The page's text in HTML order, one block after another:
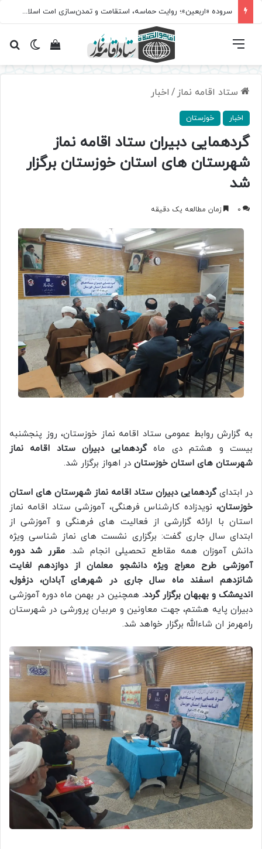
سروده‌ «اربعین»؛ روایت حماسه، استقامت و تمدن‌سازی امت اسلامی
تغییرمشاهده فهرست
ستاد اقامه نماز / اخبار
اخبار خوزستان
گردهمایی دبیران ستاد اقامه نماز
شهرستان های استان خوزستان برگزار
شد
0 زمان مطالعه یک دقیقه
به گزارش روابط عمومی ستاد اقامه نماز خوزستان، روز پنجشنبه
بیست و هشتم دی ماهگردهمایی دبیران ستاد اقامه نماز
شهرستان های استان خوزستان در اهواز برگزار شد.
در ابتدایگردهمایی دبیران ستاد اقامه نماز شهرستان های استان
خوزستان، نویدزاده کارشناس فرهنگی، آموزشی ستاد اقامه نماز
استان با ارائه گزارشی از فعالیت های فرهنگی و آموزشی از
ابتدای سال جاری گفت: برگزاری نشست های نماز شناسی ویژه
دانش آموزان همه مقاطع تحصیلی انجام شد.مقرر شد دوره
آموزشی طرح معراج ویژه دانشجو معلمان از دوازدهم لغایت
شانزدهم اسفند ماه سال جاری در شهرهای آبادان، دزفول،
اندیمشک و بهبهان برگزار گردد. همچنین در بهمن ماه دوره آموزشی
دبیران پایه هشتم، جهت معاونین و مربیان پرورشی در شهرستان
رامهرمز ان شاءالله برگزار خواهد شد.